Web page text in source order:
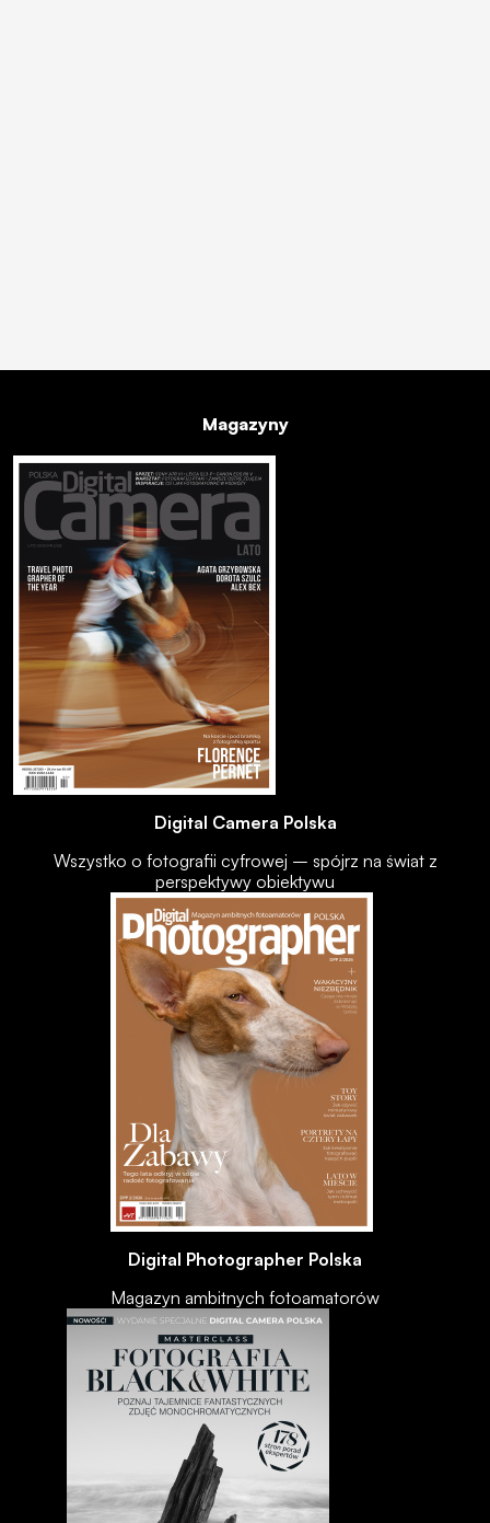
Magazyny
Digital Camera Polska
Wszystko o fotografii cyfrowej – spójrz na świat z
perspektywy obiektywu
Digital Photographer Polska
Magazyn ambitnych fotoamatorów